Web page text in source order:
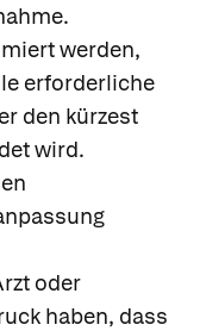
werden,
erforderliche
den kürzest
wird.
oder
haben, dass